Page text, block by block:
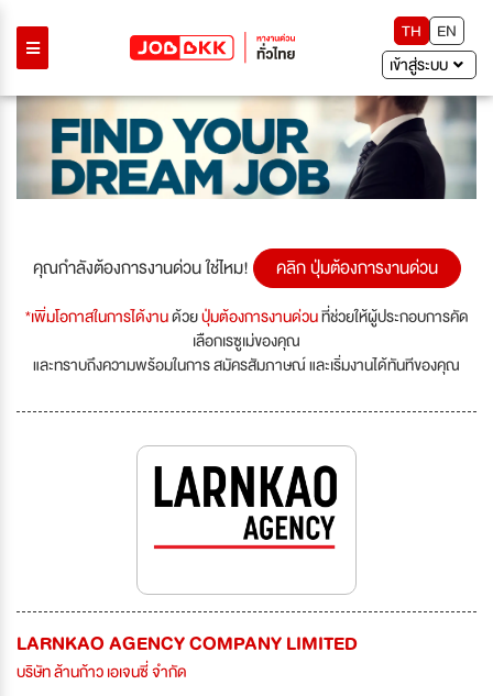
TH
EN
เข้าสู่ระบบ
คุณกำลังต้องการงานด่วน ใช่ไหม! คลิก ปุ่มต้องการงานด่วน
*เพิ่มโอกาสในการได้งานด้วยปุ่มต้องการงานด่วนที่ช่วยให้ผู้ประกอบการคัด
เลือกเรซูเม่ของคุณ
และทราบถึงความพร้อมในการ สมัครสัมภาษณ์ และเริ่มงานได้ทันทีของคุณ
LARNKAO AGENCY COMPANY LIMITED
บริษัท ล้านก้าว เอเจนซี่ จำกัด